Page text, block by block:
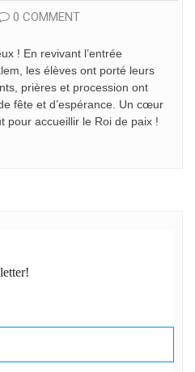
0 COMMENT
! En revivant l’entrée
les élèves ont porté leurs
prières et procession ont
fête et d’espérance. Un cœur
pour accueillir le Roi de paix !